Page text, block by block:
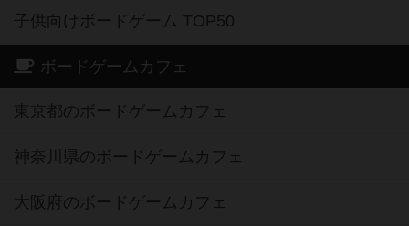
子供向けボードゲーム TOP50
ボードゲームカフェ
東京都のボードゲームカフェ
神奈川県のボードゲームカフェ
大阪府のボードゲームカフェ